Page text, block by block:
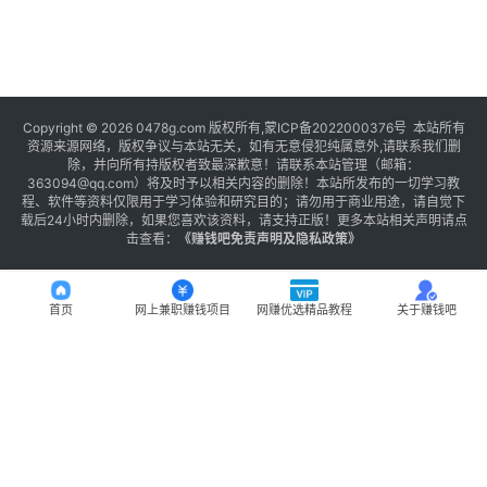
Copyright © 2026 0478g.com 版权所有,蒙ICP备2022000376号 本站所有
资源来源网络，版权争议与本站无关，如有无意侵犯纯属意外,请联系我们删
除，并向所有持版权者致最深歉意！请联系本站管理（邮箱：
363094@qq.com）将及时予以相关内容的删除！本站所发布的一切学习教
程、软件等资料仅限用于学习体验和研究目的；请勿用于商业用途，请自觉下
载后24小时内删除，如果您喜欢该资料，请支持正版！更多本站相关声明请点
击查看：
《赚钱吧免责声明及隐私政策》
首页 网上兼职赚钱项目 网赚优选精品教程 关于赚钱吧